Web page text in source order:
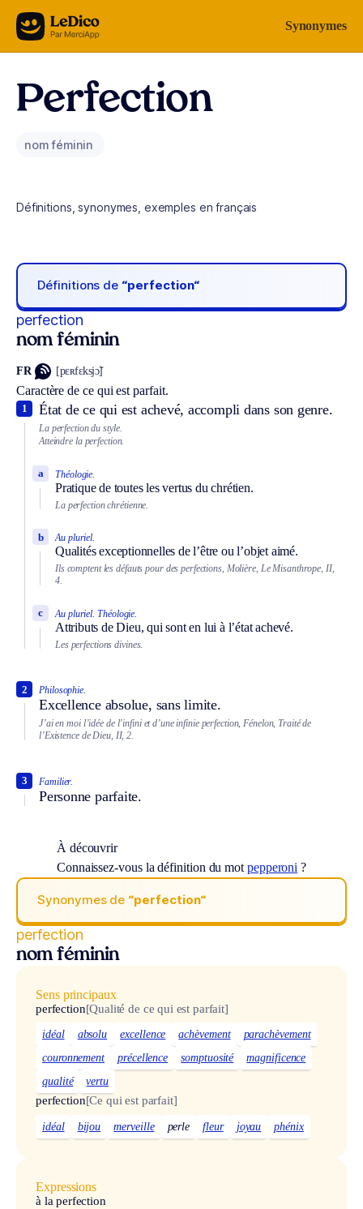
Aller au contenu Synonymes
Perfection
nom féminin
Définitions, synonymes, exemples en français
Définitions de “perfection“
perfection
nom féminin
FR [pɛʀfɛksjɔ̃]
Caractère de ce qui est parfait.
État de ce qui est achevé, accompli dans son genre.
1
La perfection du style.
Atteindre la perfection.
Théologie.
Pratique de toutes les vertus du chrétien.
a
La perfection chrétienne.
Au pluriel.
Qualités exceptionnelles de l’être ou l’objet aimé.
b
Ils comptent les défauts pour des perfections, Molière, Le Misanthrope, II,
4.
Au pluriel. Théologie.
Attributs de Dieu, qui sont en lui à l’état achevé.
c
Les perfections divines.
Philosophie.
Excellence absolue, sans limite.
2
J’ai en moi l’idée de l’infini et d’une infinie perfection, Fénelon, Traité de
l’Existence de Dieu, II, 2.
Familier.
Personne parfaite.
3
À découvrir
Connaissez-vous la définition du mot pepperoni ?
Synonymes de “perfection“
perfection
nom féminin
Sens principaux
perfection[Qualité de ce qui est parfait]
idéal absolu excellence achèvement
parachèvement
couronnement
précellence somptuosité
magnificence
qualité
vertu
perfection[Ce qui est parfait]
idéal bijou merveille perle fleur joyau phénix
Expressions
à la perfection